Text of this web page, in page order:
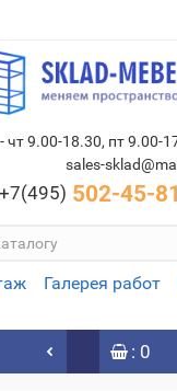
чт 9.00-18.30, пт 9.00-
sales-
+7(495) 502-45-81
Галерея работ
: 0